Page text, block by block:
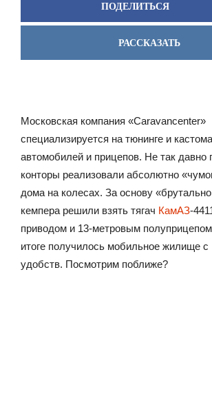
ПОДЕЛИТЬСЯ
РАССКАЗАТЬ
Московская компания «Caravancenter»
специализируется на тюнинге и
автомобилей и прицепов. Не так давно
конторы реализовали абсолютно
дома на колесах. За основу
кемпера решили взять тягач КамАЗ-
приводом и 13-метровым
итоге получилось мобильное жилище
удобств. Посмотрим поближе?